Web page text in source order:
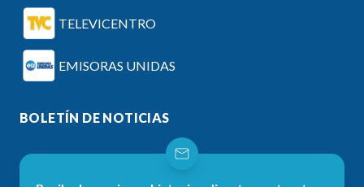
TELEVICENTRO
EMISORAS UNIDAS
BOLETÍN DE NOTICIAS